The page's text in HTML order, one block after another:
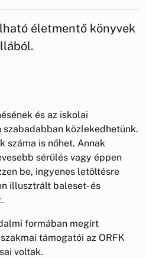
életmentő könyvek
és az iskolai
közlekedhetünk.
száma is nőhet. Annak
sérülés vagy éppen
be, ingyenes letöltésre
illusztrált baleset- és
formában megírt
támogatói az ORFK
voltak.